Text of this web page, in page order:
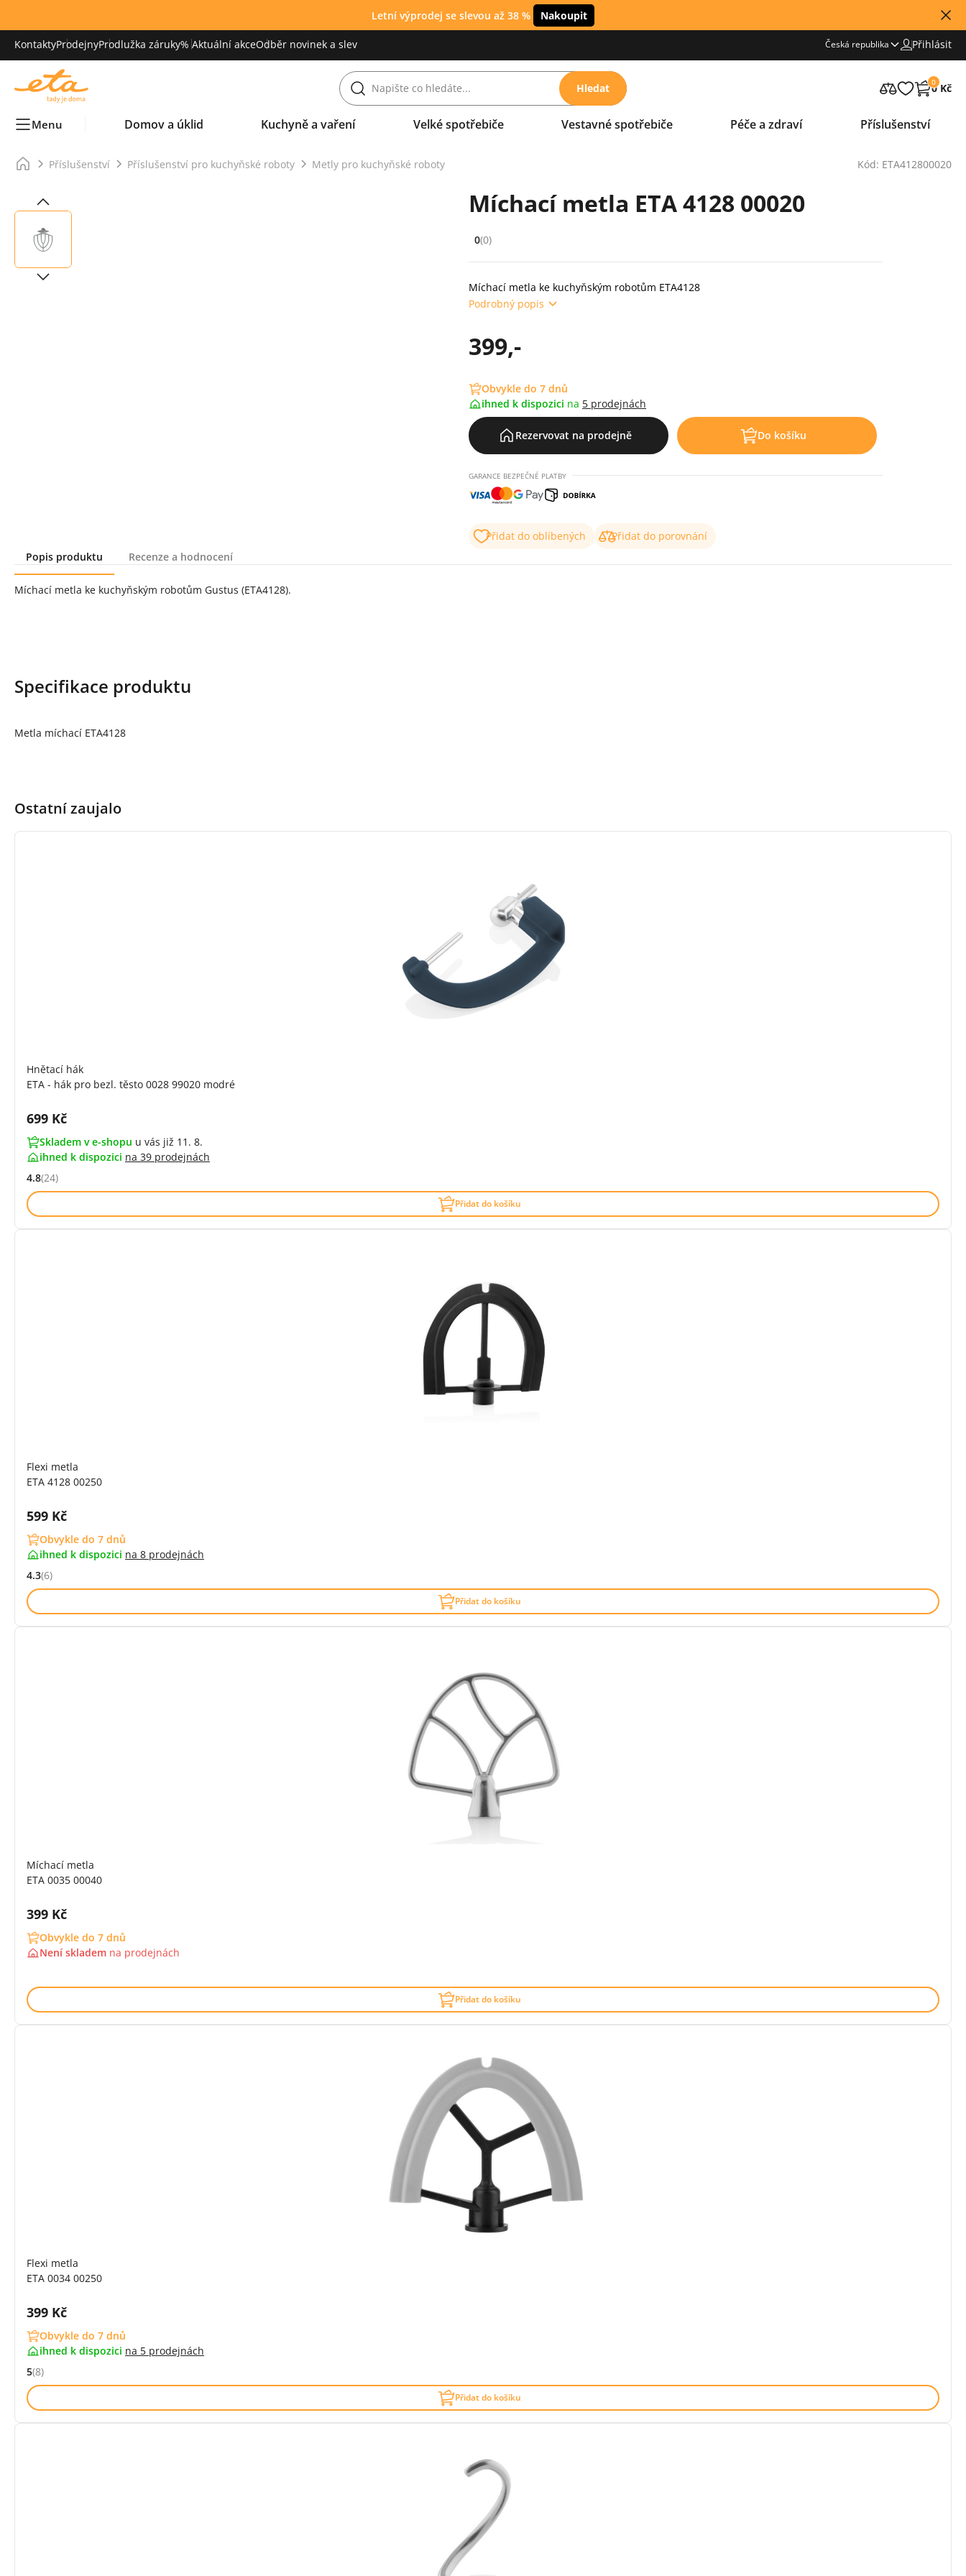
Letní výprodej se slevou až 38 % Nakoupit
KontaktyProdejnyProdlužka záruky% Aktuální akceOdběr novinek a slev Česká republika Přihlásit
Hledat 0
0 Kč
Menu Domov a úklid Kuchyně a vaření Velké spotřebiče Vestavné spotřebiče Péče a zdraví Příslušenství
Příslušenství Příslušenství pro kuchyňské roboty Metly pro kuchyňské roboty Kód: ETA412800020
Míchací metla ETA 4128 00020
Hodnocení: 0 z 5 (0 recenzí)
0(0)
Míchací metla ke kuchyňským robotům ETA4128
Podrobný popis
399,-
Obvykle do 7 dnů
ihned k dispozici na 5 prodejnách
Rezervovat na prodejně Do košíku
GARANCE BEZPEČNÉ PLATBY
Přidat do oblíbených
Přidat do porovnání
Popis produktu
Recenze a hodnocení
Popis produktu
Míchací metla ke kuchyňským robotům Gustus (ETA4128).
Specifikace produktu
Metla míchací ETA4128
Ostatní zaujalo
Hnětací hák
ETA - hák pro bezl. těsto 0028 99020 modré
Cena s DPH:
699 Kč
Skladem v e-shopu u vás již 11. 8.
ihned k dispozici na 39 prodejnách
Hodnocení: 4.8 z 5 (24 recenzí)
4.8(24)
Přidat do košíku
Flexi metla
ETA 4128 00250
Cena s DPH:
599 Kč
Obvykle do 7 dnů
ihned k dispozici na 8 prodejnách
Hodnocení: 4.3 z 5 (6 recenzí)
4.3(6)
Přidat do košíku
Míchací metla
ETA 0035 00040
Cena s DPH:
399 Kč
Obvykle do 7 dnů
Není skladem na prodejnách
Přidat do košíku
Flexi metla
ETA 0034 00250
Cena s DPH:
399 Kč
Obvykle do 7 dnů
ihned k dispozici na 5 prodejnách
Hodnocení: 5 z 5 (8 recenzí)
5(8)
Přidat do košíku